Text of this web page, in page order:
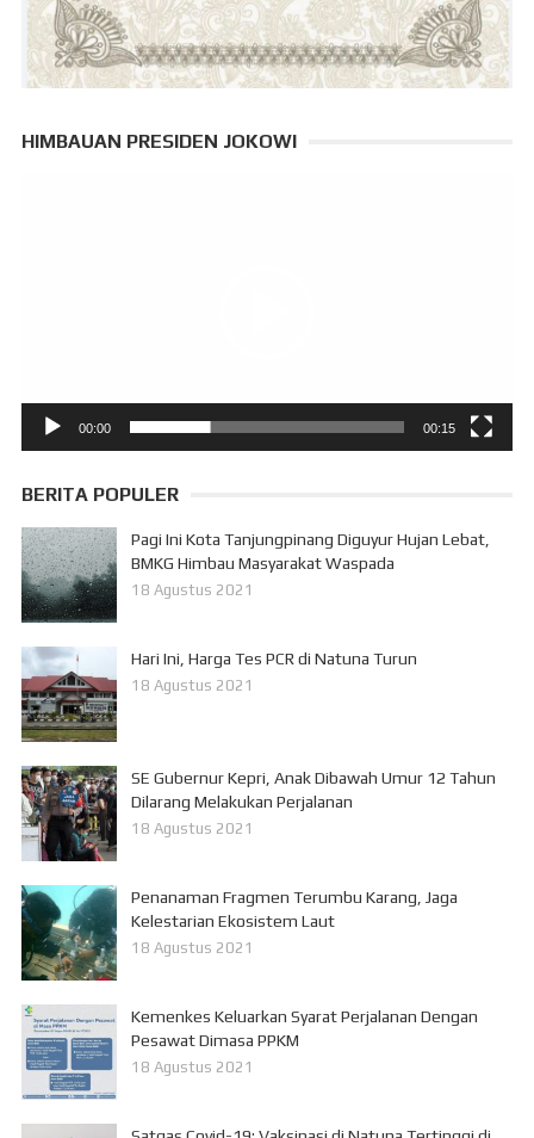
HIMBAUAN PRESIDEN JOKOWI
00:00 00:15
BERITA POPULER
Pagi Ini Kota Tanjungpinang Diguyur Hujan Lebat,
BMKG Himbau Masyarakat Waspada
18 Agustus 2021
Hari Ini, Harga Tes PCR di Natuna Turun
18 Agustus 2021
SE Gubernur Kepri, Anak Dibawah Umur 12 Tahun
Dilarang Melakukan Perjalanan
18 Agustus 2021
Penanaman Fragmen Terumbu Karang, Jaga
Kelestarian Ekosistem Laut
18 Agustus 2021
Kemenkes Keluarkan Syarat Perjalanan Dengan
Pesawat Dimasa PPKM
18 Agustus 2021